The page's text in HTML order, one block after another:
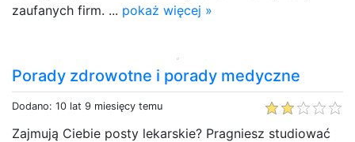
zaufanych firm. ... pokaż więcej »
Porady zdrowotne i porady medyczne
Dodano: 10 lat 9 miesięcy temu
Zajmują Ciebie posty lekarskie? Pragniesz studiować